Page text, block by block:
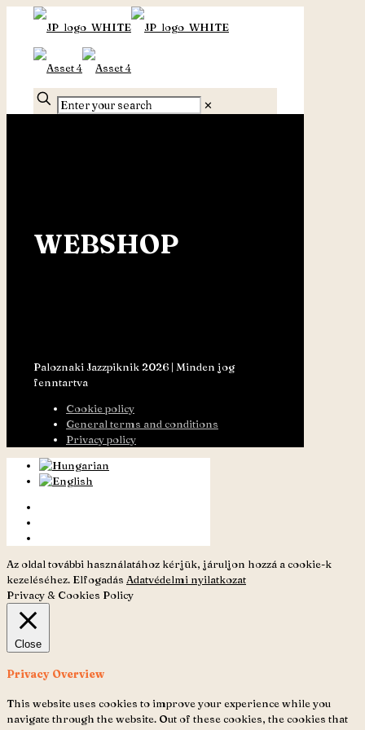
✕
WEBSHOP
Paloznaki Jazzpiknik 2026 | Minden jog
fenntartva
Cookie policy
General terms and conditions
Privacy policy
Az oldal további használatához kérjük, járuljon hozzá a cookie-k
kezeléséhez. Elfogadás Adatvédelmi nyilatkozat
Privacy & Cookies Policy
Close
Privacy Overview
This website uses cookies to improve your experience while you
navigate through the website. Out of these cookies, the cookies that